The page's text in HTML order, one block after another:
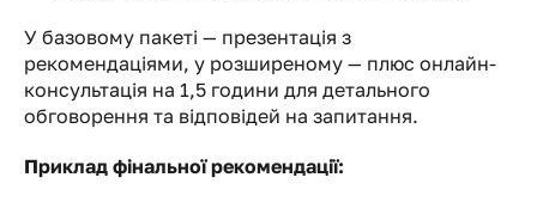
У базовому пакеті — презентація з
рекомендаціями, у розширеному — плюс онлайн-
консультація на 1,5 години для детального
обговорення та відповідей на запитання.
Приклад фінальної рекомендації: